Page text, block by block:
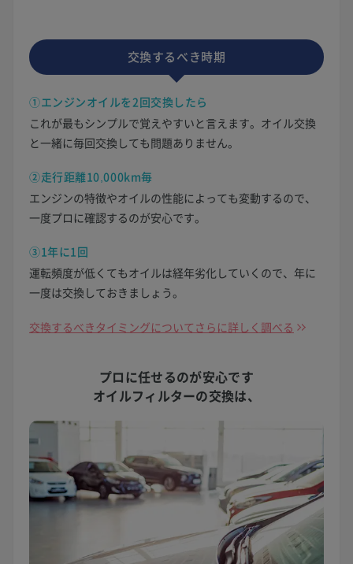
交換するべき時期
①エンジンオイルを2回交換したら
これが最もシンプルで覚えやすいと言えます。オイル交換
と一緒に毎回交換しても問題ありません。
②走行距離10,000km毎
エンジンの特徴やオイルの性能によっても変動するので、
一度プロに確認するのが安心です。
③1年に1回
運転頻度が低くてもオイルは経年劣化していくので、年に
一度は交換しておきましょう。
交換するべきタイミングについてさらに詳しく調べる
プロに任せるのが安心です
オイルフィルターの交換は、